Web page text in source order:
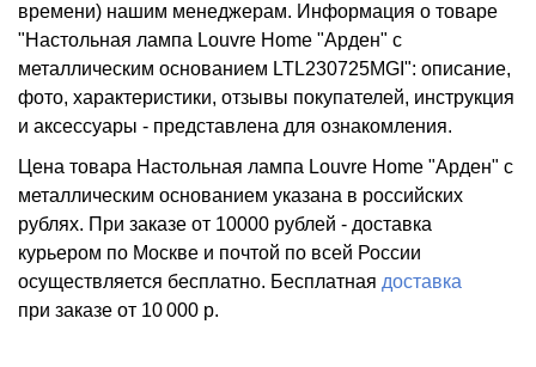
времени) нашим менеджерам. Информация о товаре
"Настольная лампа Louvre Home "Арден" с
металлическим основанием LTL230725MGI": описание,
фото, характеристики, отзывы покупателей, инструкция
и аксессуары - представлена для ознакомления.
Цена товара Настольная лампа Louvre Home "Арден" с
металлическим основанием указана в российских
рублях. При заказе от 10000 рублей - доставка
курьером по Москве и почтой по всей России
осуществляется бесплатно. Бесплатная доставка
при заказе от 10 000 р.